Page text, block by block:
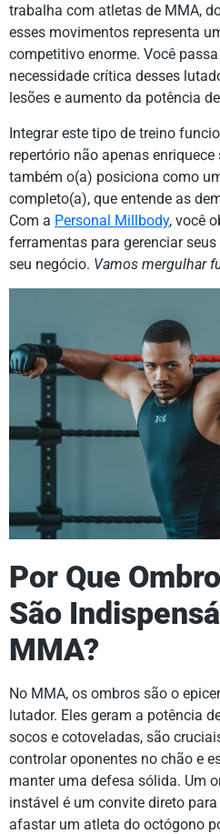
trabalha com atletas de MMA,
esses movimentos representa
competitivo enorme. Você
necessidade crítica desses
lesões e aumento da potência
Integrar este tipo de treino
repertório não apenas
também o(a) posiciona como
completo(a), que entende as
Com a Personal Millbody, você
ferramentas para gerenciar
seu negócio. Vamos mergulhar
Por Que
São
MMA?
No MMA, os ombros são o
lutador. Eles geram a potência
socos e cotoveladas, são
controlar oponentes no chão e
manter uma defesa sólida. Um
instável é um convite direto
afastar um atleta do octógono